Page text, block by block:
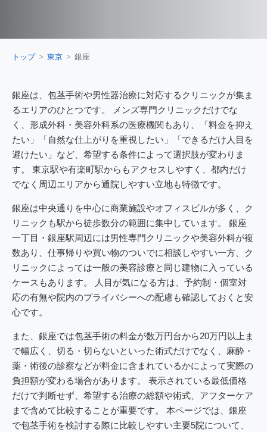
トップ 東京 銀座
銀座は、包茎手術や男性器治療に対応するクリニックが集ま
るエリアのひとつです。 メンズ専門クリニックだけでな
く、形成外科・美容外科系の医療機関もあり、「料金を抑え
たい」「自然な仕上がりを重視したい」「できるだけ人目を
避けたい」など、希望する条件によって選択肢が変わりま
す。 東京駅や有楽町駅からもアクセスしやすく、都内だけ
でなく周辺エリアから通院しやすい立地も特徴です。
銀座は中央通りを中心に商業施設やオフィスビルが多く、ク
リニックも駅から徒歩数分の範囲に集中しています。 銀座
一丁目・銀座駅周辺には男性専門クリニックや美容外科が複
数あり、仕事帰りや買い物のついでに相談しやすい一方、ク
リニックによっては一般の美容診療と同じ建物に入っている
ケースもあります。 人目が気になる方は、予約制・個室対
応の有無や院内のプライバシーへの配慮も確認しておくと安
心です。
また、銀座では包茎手術の料金が数万円台から20万円以上ま
で幅広く、切る・切らないといった術式だけでなく、麻酔・
薬・術後の診察などが料金に含まれているかによって実際の
負担額が変わる場合があります。 表示されている最低価格
だけで判断せず、希望する治療の総額や術式、アフターケア
まで含めて比較することが重要です。 本ページでは、銀座
で包茎手術を検討する際に比較しやすい主要5院について、